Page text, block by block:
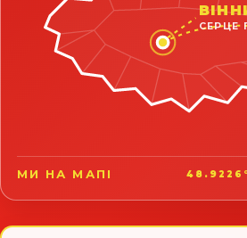
СЕРЦЕ
МИ НА МАПІ